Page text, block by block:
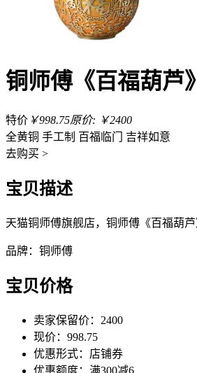
铜师傅《百福葫芦
特价 ￥998.75原价: ￥2400
全黄铜 手工制 百福临门 吉祥如意
去购买 >
宝贝描述
天猫铜师傅旗舰店，铜师傅《百福葫
品牌：铜师傅
宝贝价格
卖家保留价：2400
现价：998.75
优惠形式：店铺券
优惠额度：满300减6